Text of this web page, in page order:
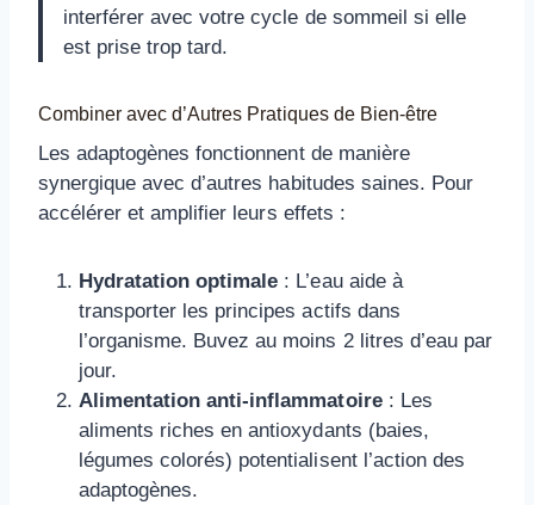
interférer avec votre cycle de sommeil si elle
est prise trop tard.
Combiner avec d’Autres Pratiques de Bien-être
Les adaptogènes fonctionnent de manière
synergique avec d’autres habitudes saines. Pour
accélérer et amplifier leurs effets :
Hydratation optimale : L’eau aide à
transporter les principes actifs dans
l’organisme. Buvez au moins 2 litres d’eau par
jour.
Alimentation anti-inflammatoire: Les
aliments riches en antioxydants (baies,
légumes colorés) potentialisent l’action des
adaptogènes.